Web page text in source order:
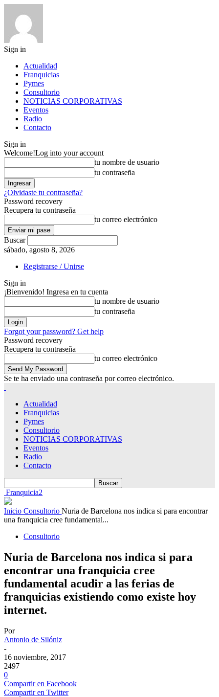
Sign in
Actualidad
Franquicias
Pymes
Consultorio
NOTICIAS CORPORATIVAS
Eventos
Radio
Contacto
Sign in
Welcome!Log into your account
tu nombre de usuario
tu contraseña
¿Olvidaste tu contraseña?
Password recovery
Recupera tu contraseña
tu correo electrónico
Buscar
sábado, agosto 8, 2026
Registrarse / Unirse
Sign in
¡Bienvenido! Ingresa en tu cuenta
tu nombre de usuario
tu contraseña
Forgot your password? Get help
Password recovery
Recupera tu contraseña
tu correo electrónico
Se te ha enviado una contraseña por correo electrónico.
Actualidad
Franquicias
Pymes
Consultorio
NOTICIAS CORPORATIVAS
Eventos
Radio
Contacto
Franquicia2
Inicio Consultorio Nuria de Barcelona nos indica si para encontrar
una franquicia cree fundamental...
Consultorio
Nuria de Barcelona nos indica si para
encontrar una franquicia cree
fundamental acudir a las ferias de
franquicias existiendo como existe hoy
internet.
Por
Antonio de Silóniz
-
16 noviembre, 2017
2497
0
Compartir en Facebook
Compartir en Twitter